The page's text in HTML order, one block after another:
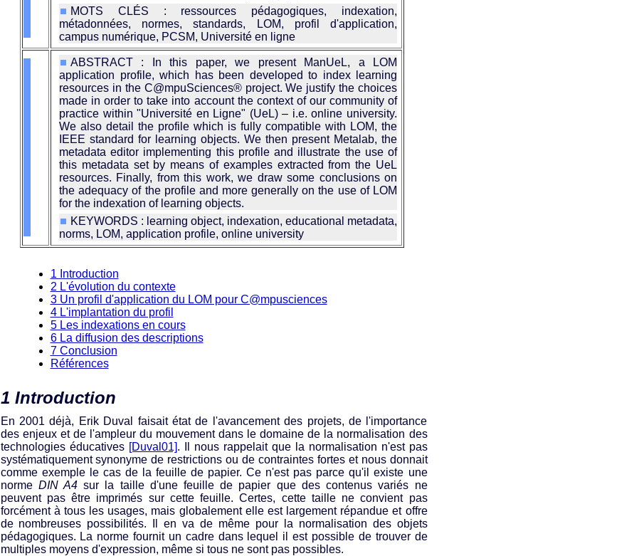
MOTS CLÉS : ressources pédagogiques, indexation,
métadonnées, normes, standards, LOM, profil d'application,
campus numérique, PCSM, Université en ligne
ABSTRACT : In this paper, we present ManUeL, a LOM
application profile, which has been developed to index learning
resources in the C@mpuSciences® project. We justify the choices
made in order to take into account the context of our community of
practice within "Université en Ligne" (UeL) – i.e. online university.
We also detail the profile which is fully compatible with LOM, the
IEEE standard for learning objects. We then present Metalab, the
metadata editor implementing this profile and illustrate the use of
this metadata set by means of examples extracted from the UeL
resources. Finally, from this work, we draw some conclusions on
the adequacy of the profile and more generally on the use of LOM
for the indexation of learning objects.
KEYWORDS : learning object, indexation, educational metadata,
norms, LOM, application profile, online university
1 Introduction
2 L'évolution du contexte
3 Un profil d'application du LOM pour C@mpusciences
4 L'implantation du profil
5 Les indexations en cours
6 La diffusion des descriptions
7 Conclusion
Références
1 Introduction
En 2001 déjà, Erik Duval faisait état de l'avancement des projets, de l'importance
des enjeux et de l'ampleur du mouvement dans le domaine de la normalisation des
technologies éducatives [Duval01]. Il nous rappelait que la normalisation n'est pas
systématiquement synonyme de restrictions ou de contraintes fortes et nous donnait
comme exemple le cas de la feuille de papier. Ce n'est pas parce qu'il existe une
norme DIN A4sur la taille d'une feuille de papier que des contenus variés ne
peuvent pas être imprimés sur cette feuille. Certes, cette taille ne convient pas
forcément à tous les usages, mais globalement elle est largement répandue et offre
de nombreuses possibilités. Il en va de même pour la normalisation des objets
pédagogiques. La norme fournit un cadre dans lequel il est possible de trouver de
multiples moyens d'expression, même si tous ne sont pas possibles.